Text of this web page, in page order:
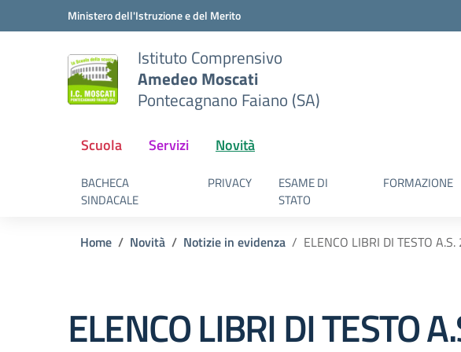
Vai ai contenuti
Vai al menu di navigazioneMinistero dell'Istruzione e del Merito
Istituto Comprensivo
Amedeo Moscati
Pontecagnano Faiano (SA)
Scuola Servizi Novità
BACHECA
SINDACALE
PRIVACY
ESAME DI
STATO
FORMAZIONE
Home Novità Notizie in evidenza ELENCO LIBRI DI TESTO
ELENCO LIBRI DI TESTO